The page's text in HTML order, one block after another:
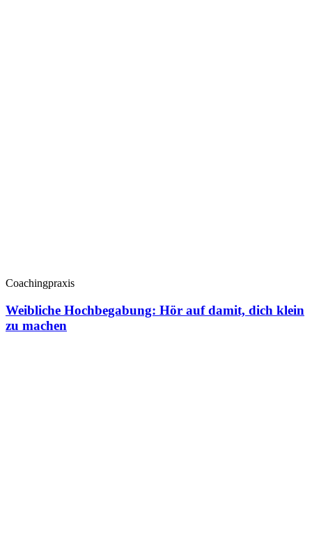
Coachingpraxis
Weibliche Hochbegabung: Hör auf damit, dich klein
zu machen